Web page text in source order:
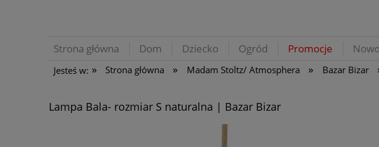
Strona główna Dom Dziecko Ogród Promocje
Jesteś w: » Strona główna » Madam Stoltz/ Atmosphera » Bazar Bizar
Lampa Bala- rozmiar S naturalna | Bazar Bizar